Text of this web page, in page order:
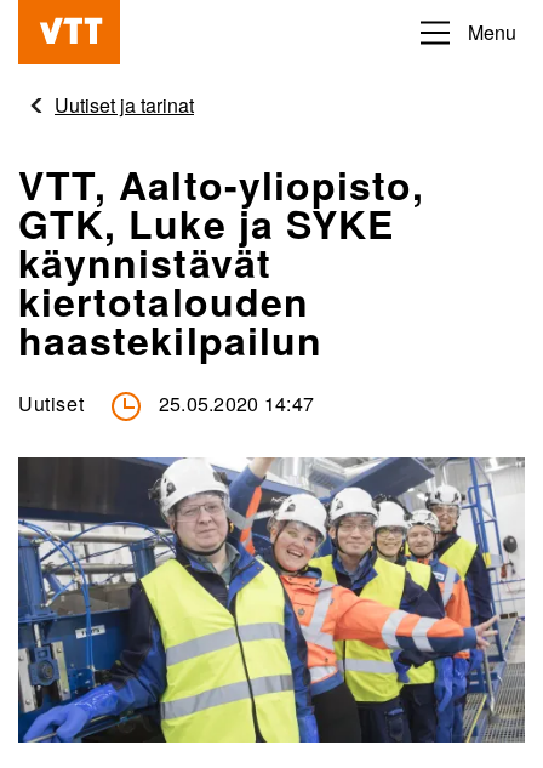
Hyppää
pääsisältöön
Beyond
obvious
Menu
Uutiset ja tarinat
VTT, Aalto-yliopisto,
GTK, Luke ja SYKE
käynnistävät
kiertotalouden
haastekilpailun
Uutiset 25.05.2020 14:47